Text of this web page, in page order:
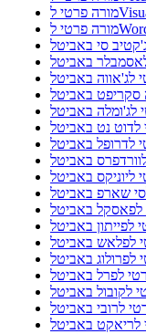
סי באביטל
באביטל
לג'אווה באביטל
סקריפט באביטל
לג'ומלה באביטל
לדוט נט באביטל
לדרופל באביטל
באביטל
ליוניקס באביטל
שארפ באביטל
לפאסקל באביטל
לפייתון באביטל
לפלאש באביטל
לפרולוג באביטל
לפרל באביטל
לקובול באביטל
לרובי באביטל
לריאקט באביטל